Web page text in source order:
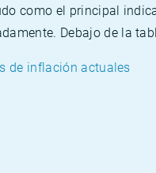
como el principal
Debajo de la
de inflación actuales